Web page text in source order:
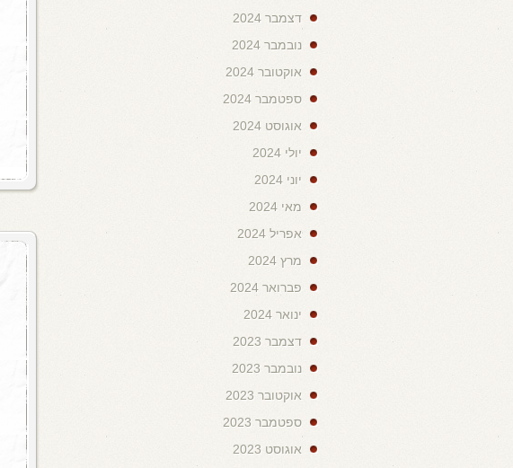
דצמבר 2024
נובמבר 2024
אוקטובר 2024
ספטמבר 2024
אוגוסט 2024
יולי 2024
יוני 2024
מאי 2024
אפריל 2024
מרץ 2024
פברואר 2024
ינואר 2024
דצמבר 2023
נובמבר 2023
אוקטובר 2023
ספטמבר 2023
אוגוסט 2023